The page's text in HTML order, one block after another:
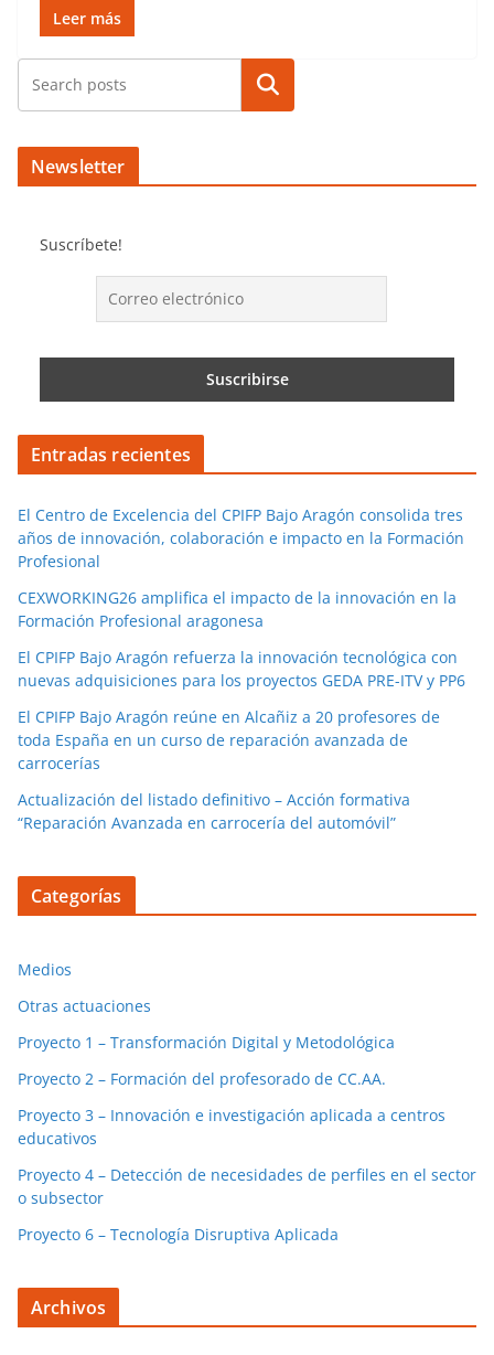
Leer más
Buscar
Newsletter
Suscríbete!
Entradas recientes
El Centro de Excelencia del CPIFP Bajo Aragón consolida tres
años de innovación, colaboración e impacto en la Formación
Profesional
CEXWORKING26 amplifica el impacto de la innovación en la
Formación Profesional aragonesa
El CPIFP Bajo Aragón refuerza la innovación tecnológica con
nuevas adquisiciones para los proyectos GEDA PRE-ITV y PP6
El CPIFP Bajo Aragón reúne en Alcañiz a 20 profesores de
toda España en un curso de reparación avanzada de
carrocerías
Actualización del listado definitivo – Acción formativa
“Reparación Avanzada en carrocería del automóvil”
Categorías
Medios
Otras actuaciones
Proyecto 1 – Transformación Digital y Metodológica
Proyecto 2 – Formación del profesorado de CC.AA.
Proyecto 3 – Innovación e investigación aplicada a centros
educativos
Proyecto 4 – Detección de necesidades de perfiles en el sector
o subsector
Proyecto 6 – Tecnología Disruptiva Aplicada
Archivos